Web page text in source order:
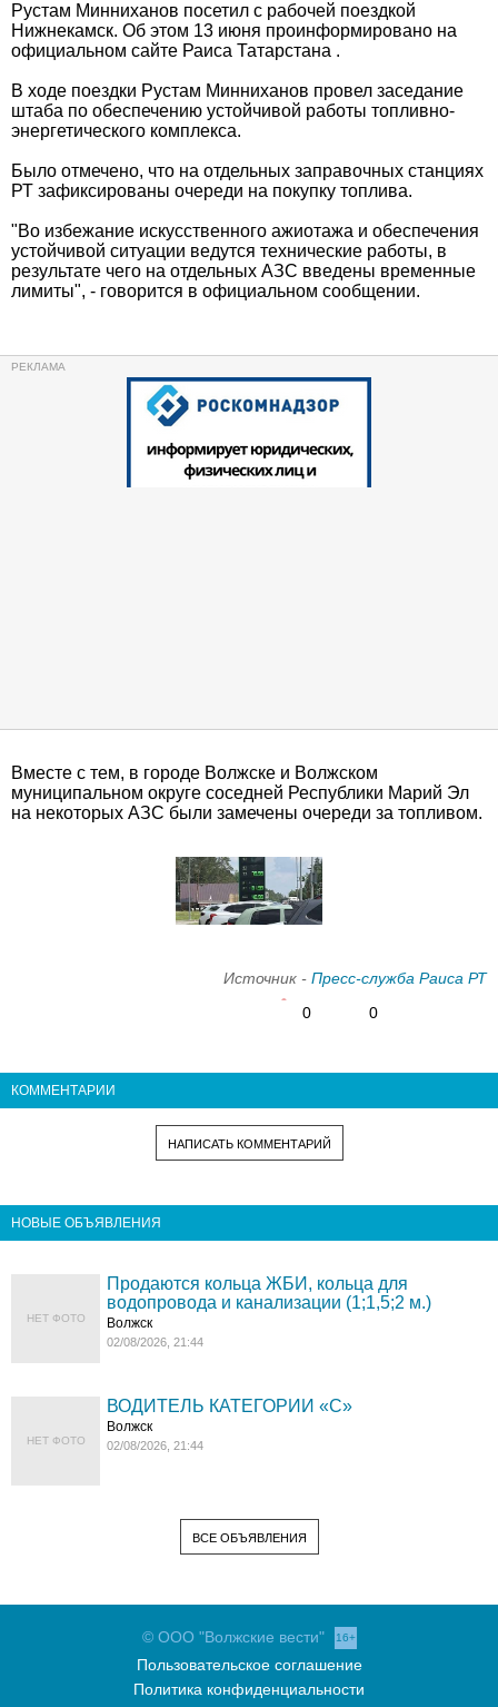
Рустам Минниханов посетил с рабочей поездкой
Нижнекамск. Об этом 13 июня проинформировано на
официальном сайте Раиса Татарстана .
В ходе поездки Рустам Минниханов провел заседание
штаба по обеспечению устойчивой работы топливно-
энергетического комплекса.
Было отмечено, что на отдельных заправочных станциях
РТ зафиксированы очереди на покупку топлива.
"Во избежание искусственного ажиотажа и обеспечения
устойчивой ситуации ведутся технические работы, в
результате чего на отдельных АЗС введены временные
лимиты", - говорится в официальном сообщении.
Вместе с тем, в городе Волжске и Волжском
муниципальном округе соседней Республики Марий Эл
на некоторых АЗС были замечены очереди за топливом.
Источник - Пресс-служба Раиса РТ
0
0
КОММЕНТАРИИ
НАПИСАТЬ КОММЕНТАРИЙ
НОВЫЕ ОБЪЯВЛЕНИЯ
НЕТ ФОТО
Продаются кольца ЖБИ, кольца для
водопровода и канализации (1;1,5;2 м.)
Волжск
02/08/2026, 21:44
НЕТ ФОТО
ВОДИТЕЛЬ КАТЕГОРИИ «C»
Волжск
02/08/2026, 21:44
ВСЕ ОБЪЯВЛЕНИЯ
© ООО "Волжские вести" 16+
Пользовательское соглашение
Политика конфиденциальности